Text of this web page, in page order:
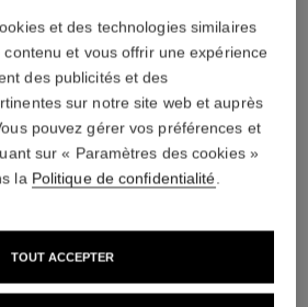
et des technologies similaires
et vous offrir une expérience
des publicités et des
sur notre site web et auprès
pouvez gérer vos préférences et
sur « Paramètres des cookies »
la Politique de confidentialité
TOUT ACCEPTER